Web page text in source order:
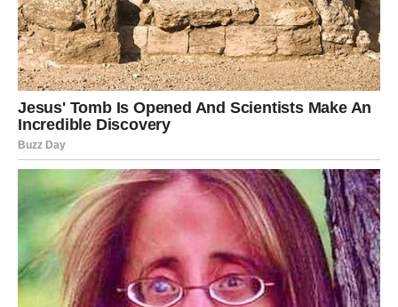
Jarčevi konačno ulaze u mnogo stabilniji i sretniji period
života.
Poslije mnogo rada i odricanja dolazi osjećaj sigurnosti i
velikog zadovoljstva.
Život vam vraća ravnotežu i mir
Pred vama su veoma važni trenuci sreće.
VODOLIJA